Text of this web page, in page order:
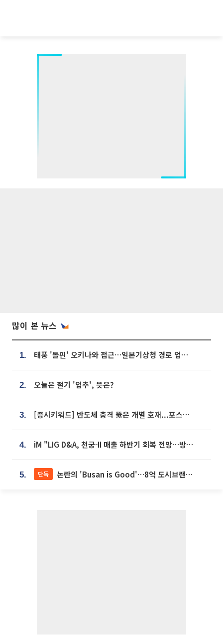
많이 본 뉴스
1. 태풍 '돌핀' 오키나와 접근…일본기상청 경로 업데이트
2. 오늘은 절기 '입추', 뜻은?
3. [증시키워드] 반도체 충격 뚫은 개별 호재...포스코퓨처엠·에코프로·한화솔루션 '눈길'
4. iM "LIG D&A, 천궁-II 매출 하반기 회복 전망…방산 톱픽 유지"
5. 단독 논란의 'Busan is Good'…8억 도시브랜드, 용산 대통령실 CI 업체가 수행